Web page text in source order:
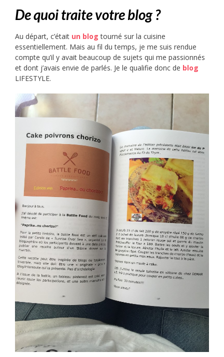
De quoi traite votre blog ?
Au départ, c’était un blog tourné sur la cuisine
essentiellement. Mais au fil du temps, je me suis rendue
compte qu’il y avait beaucoup de sujets qui me passionnés
et dont j’avais envie de parlés. Je le qualifie donc de blog
LIFESTYLE.